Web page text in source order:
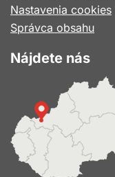
Nastavenia cookies
Správca obsahu
Nájdete nás